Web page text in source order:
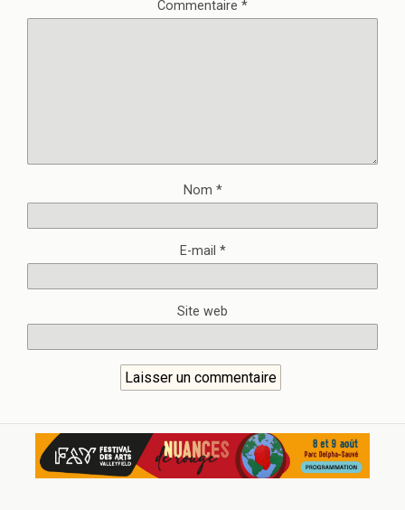
Commentaire *
Nom *
E-mail *
Site web